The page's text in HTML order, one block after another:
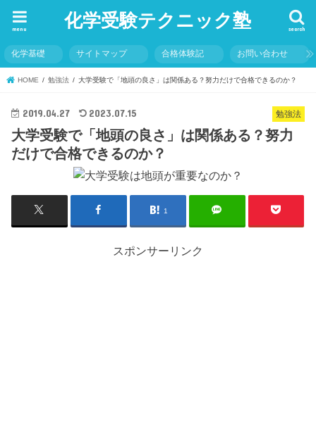
化学受験テクニック塾 search
menu
化学基礎 サイトマップ 合格体験記 お問い合わせ
HOME 勉強法 大学受験で「地頭の良さ」は関係ある？努力だけで合格できるのか？
勉強法
2019.04.27 2023.07.15
大学受験で「地頭の良さ」は関係ある？努力
だけで合格できるのか？
1
スポンサーリンク